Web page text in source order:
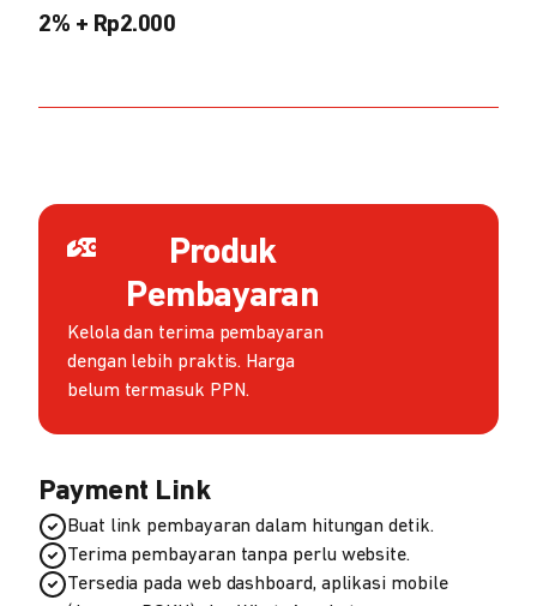
2% + Rp2.000
Produk
Pembayaran
Kelola dan terima pembayaran
dengan lebih praktis. Harga
belum termasuk PPN.
Payment Link
Buat link pembayaran dalam hitungan detik.
Terima pembayaran tanpa perlu website.
Tersedia pada web dashboard, aplikasi mobile